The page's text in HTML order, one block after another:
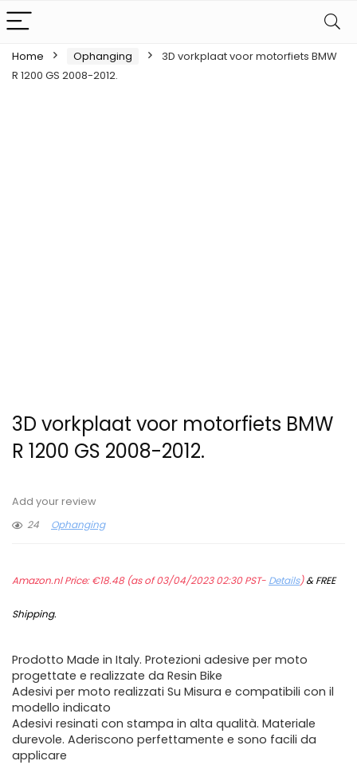
Home Ophanging
3D vorkplaat voor motorfiets BMW
R 1200 GS 2008-2012.
3D vorkplaat voor motorfiets BMW
R 1200 GS 2008-2012.
Add your review
24
Ophanging
Amazon.nl Price:€18.48(as of 03/04/2023 02:30 PST- Details)&FREE
Shipping.
Prodotto Made in Italy. Protezioni adesive per moto
progettate e realizzate da Resin Bike
Adesivi per moto realizzati Su Misura e compatibili con il
modello indicato
Adesivi resinati con stampa in alta qualità. Materiale
durevole. Aderiscono perfettamente e sono facili da
applicare